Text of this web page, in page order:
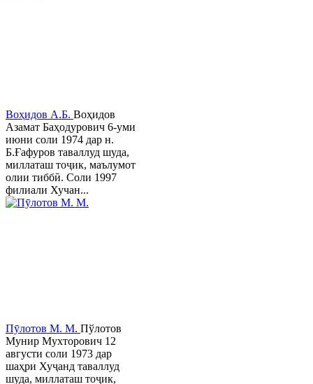
Воҳидов А.Б. Воҳидов
Азамат Баҳодурович 6-уми
июни соли 1974 дар н.
Б.Ғафуров таваллуд шуда,
миллаташ тоҷик, маълумот
олии тиббӣ. Соли 1997
филиали Хучан...
Пӯлотов М. М. Пўлотов
Мунир Мухторович 12
августи соли 1973 дар
шаҳри Хуҷанд таваллуд
шуда, миллаташ тоҷик,